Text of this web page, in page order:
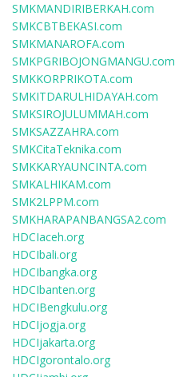
SMKMANDIRIBERKAH.com
SMKCBTBEKASI.com
SMKMANAROFA.com
SMKPGRIBOJONGMANGU.com
SMKKORPRIKOTA.com
SMKITDARULHIDAYAH.com
SMKSIROJULUMMAH.com
SMKSAZZAHRA.com
SMKCitaTeknika.com
SMKKARYAUNCINTA.com
SMKALHIKAM.com
SMK2LPPM.com
SMKHARAPANBANGSA2.com
HDCIaceh.org
HDCIbali.org
HDCIbangka.org
HDCIbanten.org
HDCIBengkulu.org
HDCIjogja.org
HDCIjakarta.org
HDCIgorontalo.org